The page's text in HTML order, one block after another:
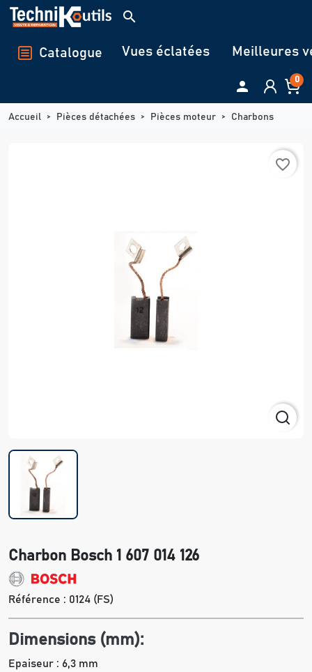
Panneau de gestion des cookies
search
Catalogue Vues éclatées Meilleures
 0
Accueil Pièces détachées Pièces moteur Charbons
favorite_border
Charbon Bosch 1 607 014 126
Référence : 0124 (FS)
Dimensions (mm):
Epaiseur : 6,3 mm